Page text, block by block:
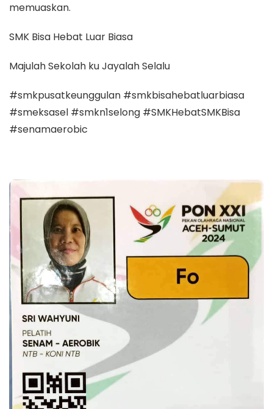
memuaskan.
SMK Bisa Hebat Luar Biasa
Majulah Sekolah ku Jayalah Selalu
#smkpusatkeunggulan #smkbisahebatluarbiasa
#smeksasel #smkn1selong #SMKHebatSMKBisa
#senamaerobic